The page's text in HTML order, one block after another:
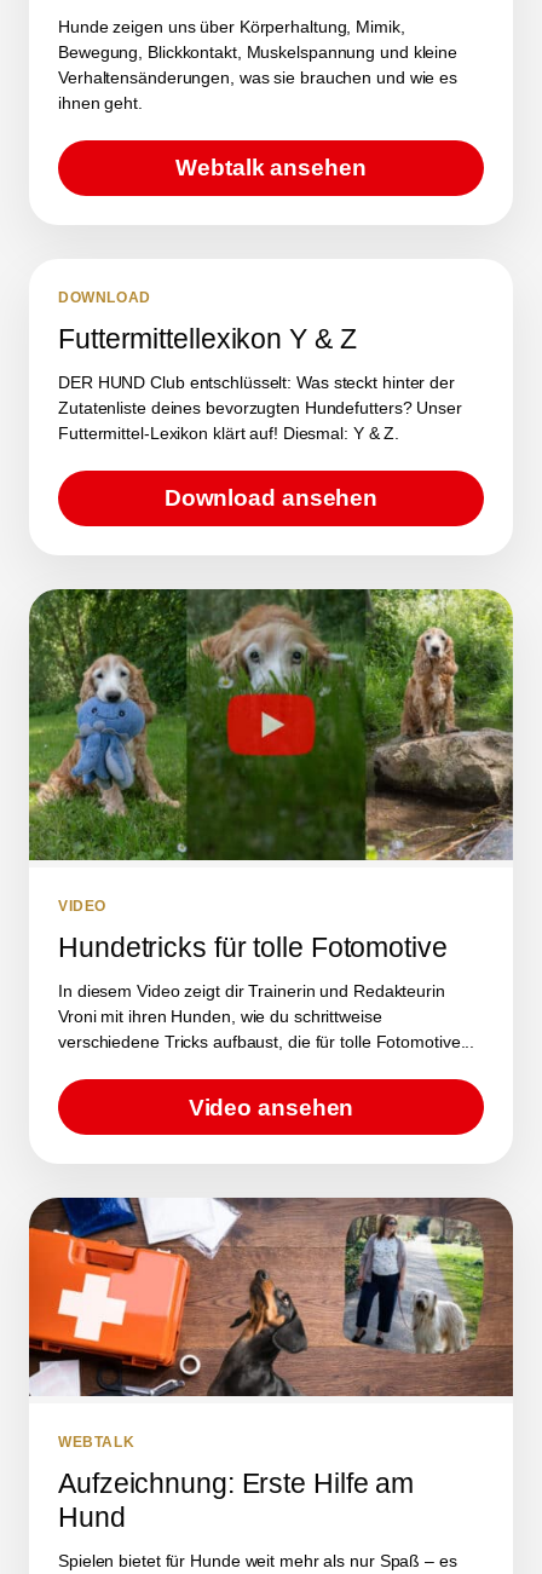
Hunde zeigen uns über Körperhaltung, Mimik,
Bewegung, Blickkontakt, Muskelspannung und kleine
Verhaltensänderungen, was sie brauchen und wie es
ihnen geht.
Webtalk ansehen
DOWNLOAD
Futtermittellexikon Y & Z
DER HUND Club entschlüsselt: Was steckt hinter der
Zutatenliste deines bevorzugten Hundefutters? Unser
Futtermittel-Lexikon klärt auf! Diesmal: Y & Z.
Download ansehen
VIDEO
Hundetricks für tolle Fotomotive
In diesem Video zeigt dir Trainerin und Redakteurin
Vroni mit ihren Hunden, wie du schrittweise
verschiedene Tricks aufbaust, die für tolle Fotomotive...
Video ansehen
WEBTALK
Aufzeichnung: Erste Hilfe am
Hund
Spielen bietet für Hunde weit mehr als nur Spaß – es